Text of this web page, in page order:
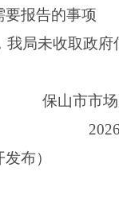
要报告的事项
我局未收取政府
保山市市
发布）